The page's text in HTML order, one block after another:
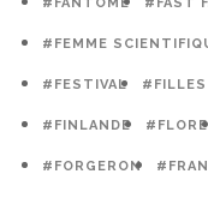
#FEMME
#FESTIVAL
#FINLANDE #FLORE
#FORGERON